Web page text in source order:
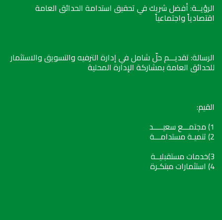
الرؤيــة: أفضل شريك في تحقيق استدامة الحدائق العامة
اقتصادياً واجتماعياً
الرسالة: تقديـــم حلّ شامل في إدارة الترفيه والتسويق والاستثمار
للحدائق العامة بمشاركة الإدارة المحلية
القيم:
1) مجتمـــع سعيـــــد
2) تنميـة مستدامـــة
3)خدمات مستقبليــة
4) استثمارات مبتكـرة